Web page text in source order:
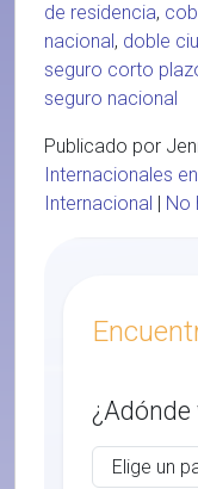
de residencia,
nacional, doble
seguro corto
seguro nacional
Publicado por
Internacionales en
Internacional | No
¿Adónde